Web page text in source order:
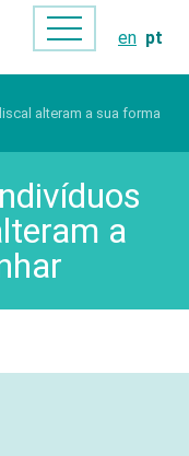
en pt
alteram a sua forma
a